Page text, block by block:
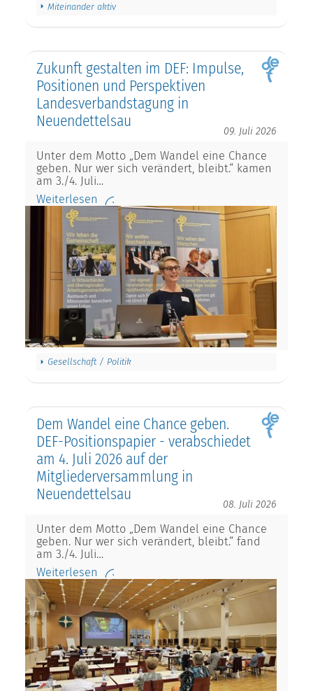
Miteinander aktiv
Zukunft gestalten im DEF: Impulse,
Positionen und Perspektiven
Landesverbandstagung in
Neuendettelsau
09. Juli 2026
Unter dem Motto „Dem Wandel eine Chance
geben. Nur wer sich verändert, bleibt.“ kamen
am 3./4. Juli…
Weiterlesen
Gesellschaft / Politik
Dem Wandel eine Chance geben.
DEF-Positionspapier - verabschiedet
am 4. Juli 2026 auf der
Mitgliederversammlung in
Neuendettelsau
08. Juli 2026
Unter dem Motto „Dem Wandel eine Chance
geben. Nur wer sich verändert, bleibt.“ fand
am 3./4. Juli…
Weiterlesen